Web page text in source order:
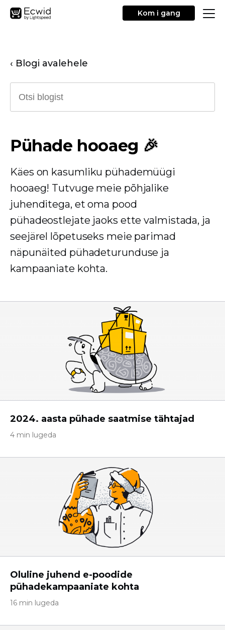
Kom i gang
‹ Blogi avalehele
Pühade hooaeg 🎉
Käes on kasumliku pühademüügi
hooaeg! Tutvuge meie põhjalike
juhenditega, et oma pood
pühadeostlejate jaoks ette valmistada, ja
seejärel lõpetuseks meie parimad
näpunäited pühadeturunduse ja
kampaaniate kohta.
2024. aasta pühade saatmise tähtajad
4 min lugeda
Oluline juhend e-poodide
pühadekampaaniate kohta
16 min lugeda